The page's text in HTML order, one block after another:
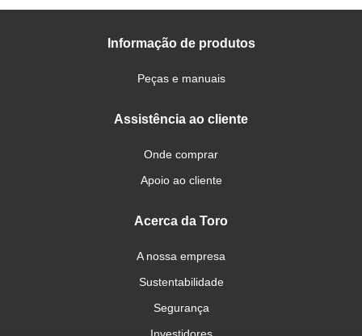
Informação de produtos
Peças e manuais
Assistência ao cliente
Onde comprar
Apoio ao cliente
Acerca da Toro
A nossa empresa
Sustentabilidade
Segurança